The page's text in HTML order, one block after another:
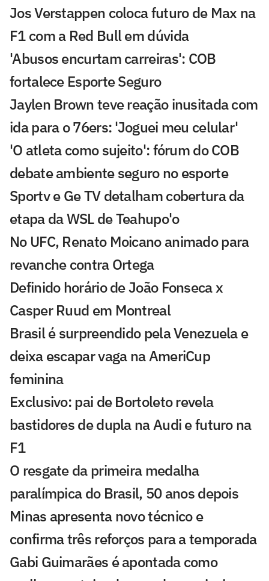
Jos Verstappen coloca futuro de Max na
F1 com a Red Bull em dúvida
'Abusos encurtam carreiras': COB
fortalece Esporte Seguro
Jaylen Brown teve reação inusitada com
ida para o 76ers: 'Joguei meu celular'
'O atleta como sujeito': fórum do COB
debate ambiente seguro no esporte
Sportv e Ge TV detalham cobertura da
etapa da WSL de Teahupo'o
No UFC, Renato Moicano animado para
revanche contra Ortega
Definido horário de João Fonseca x
Casper Ruud em Montreal
Brasil é surpreendido pela Venezuela e
deixa escapar vaga na AmeriCup
feminina
Exclusivo: pai de Bortoleto revela
bastidores de dupla na Audi e futuro na
F1
O resgate da primeira medalha
paralímpica do Brasil, 50 anos depois
Minas apresenta novo técnico e
confirma três reforços para a temporada
Gabi Guimarães é apontada como